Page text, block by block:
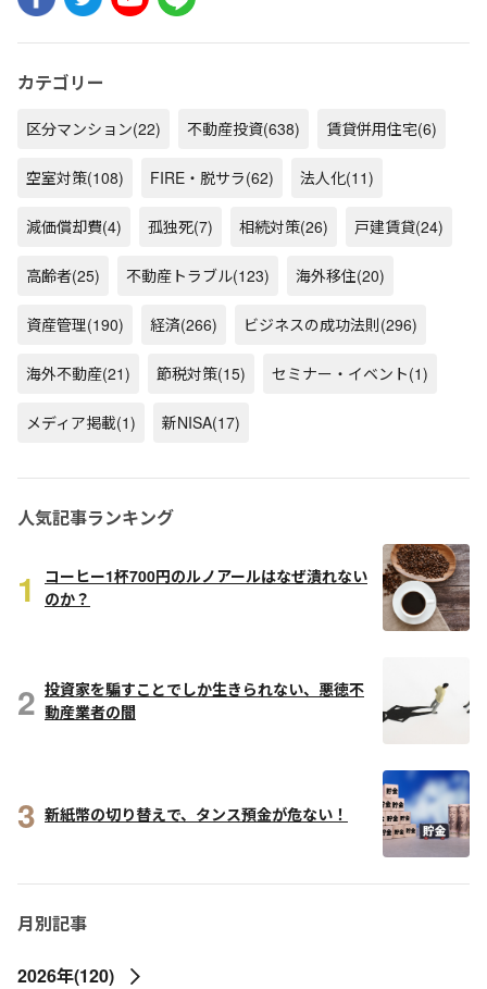
カテゴリー
区分マンション(22) 不動産投資(638) 賃貸併用住宅(6)
空室対策(108) FIRE・脱サラ(62) 法人化(11)
減価償却費(4) 孤独死(7) 相続対策(26) 戸建賃貸(24)
高齢者(25) 不動産トラブル(123) 海外移住(20)
資産管理(190) 経済(266) ビジネスの成功法則(296)
海外不動産(21) 節税対策(15) セミナー・イベント(1)
メディア掲載(1) 新NISA(17)
人気記事ランキング
1
コーヒー1杯700円のルノアールはなぜ潰れない
のか？
2 投資家を騙すことでしか生きられない、悪徳不
動産業者の闇
3 新紙幣の切り替えで、タンス預金が危ない！
月別記事
2026年(120)